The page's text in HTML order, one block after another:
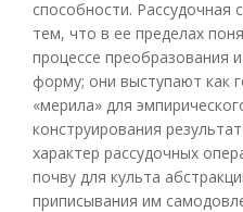
способности. Рассудочная
тем, что в ее пределах
процессе преобразования
форму; они выступают как
«мерила» для
конструирования
характер рассудочных
почву для культа
приписывания им